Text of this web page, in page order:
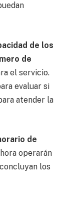
de los
de
el servicio.
evaluar si
atender la
de
operarán
los